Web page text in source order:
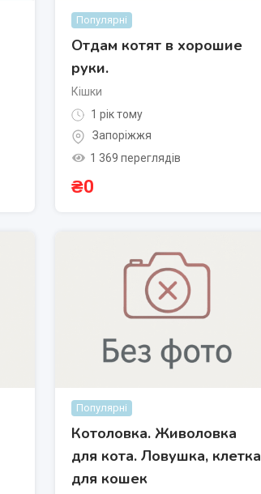
Популярні
Отдам котят в хорошие
руки.
Кішки
1 рік тому
Запоріжжя
1 369 переглядів
₴0
Популярні
Котоловка. Живоловка
для кота. Ловушка, клетка
для кошек